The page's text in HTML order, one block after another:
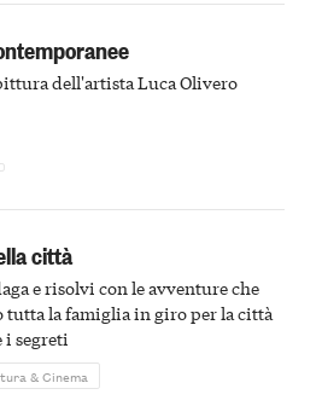
dell'artista Luca Olivero
città
e risolvi con le avventure che
tutta la famiglia in giro per la città
i segreti
& Cinema